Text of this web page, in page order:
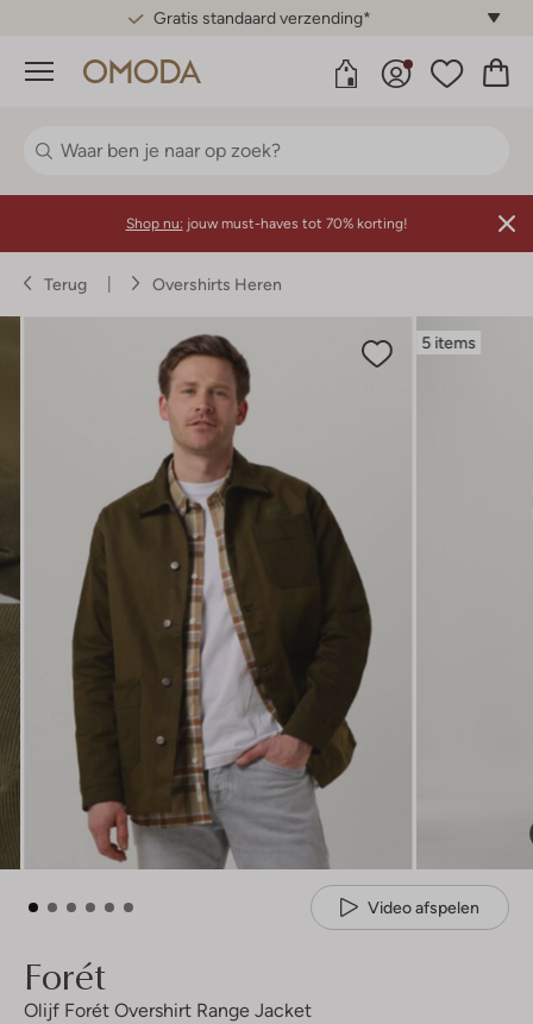
Gratis standaard verzending*
Menu
Shop nu: jouw must-haves tot 70% korting!
Terug Overshirts Heren
5 items
Video afspelen
Forét
Olijf Forét Overshirt Range Jacket